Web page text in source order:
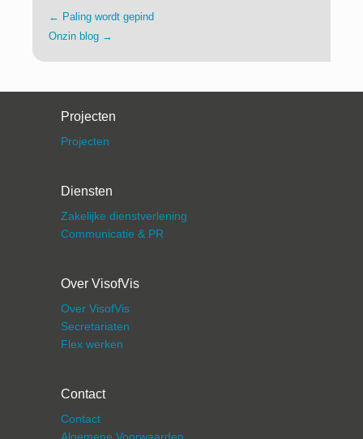
← Paling wordt gepind
Onzin blog →
Projecten
Projecten
Diensten
Zakelijke dienstverlening
Communicatie & PR
Over VisofVis
Over VisofVis
Secretariaten
Flex werken
Contact
Contact